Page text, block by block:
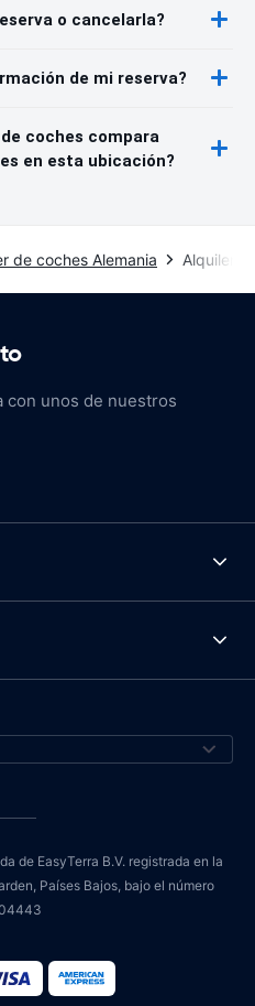
o cancelarla?
de mi reserva?
coches compara
en esta ubicación?
de coches Alemania Alquiler
con unos de nuestros
de EasyTerra B.V. registrada en la
Países Bajos, bajo el número